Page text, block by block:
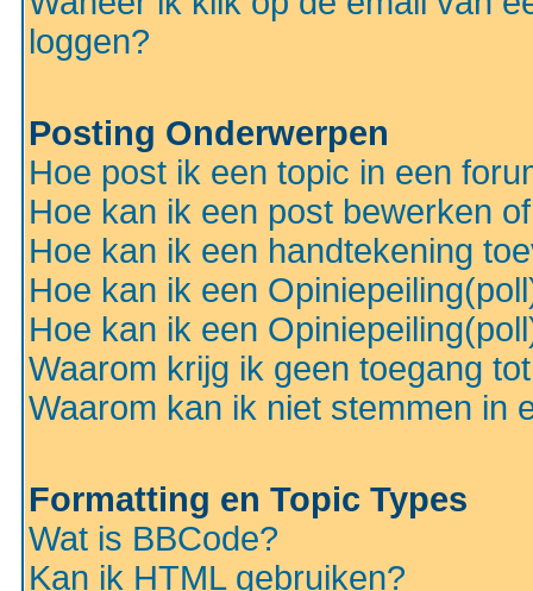
loggen?
Posting Onderwerpen
Hoe post ik een topic in een
Hoe kan ik een post bewerken
Hoe kan ik een handtekening
Hoe kan ik een
Hoe kan ik een
Waarom krijg ik geen toegang
Waarom kan ik niet stemmen in
Formatting en Topic Types
Wat is BBCode?
Kan ik HTML gebruiken?